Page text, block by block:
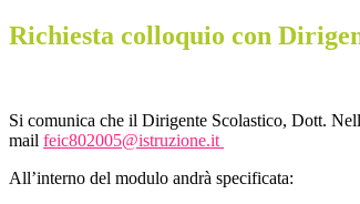
Richiesta colloquio con
Si comunica che il Dirigente Scolastico, Dott.
mail feic802005@istruzione.it
All’interno del modulo andrà specificata: